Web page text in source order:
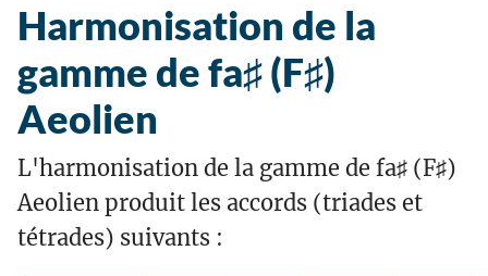
Harmonisation de la
gamme de fa♯ (F♯)
Aeolien
L'harmonisation de la gamme de fa♯ (F♯)
Aeolien produit les accords (triades et
tétrades) suivants :